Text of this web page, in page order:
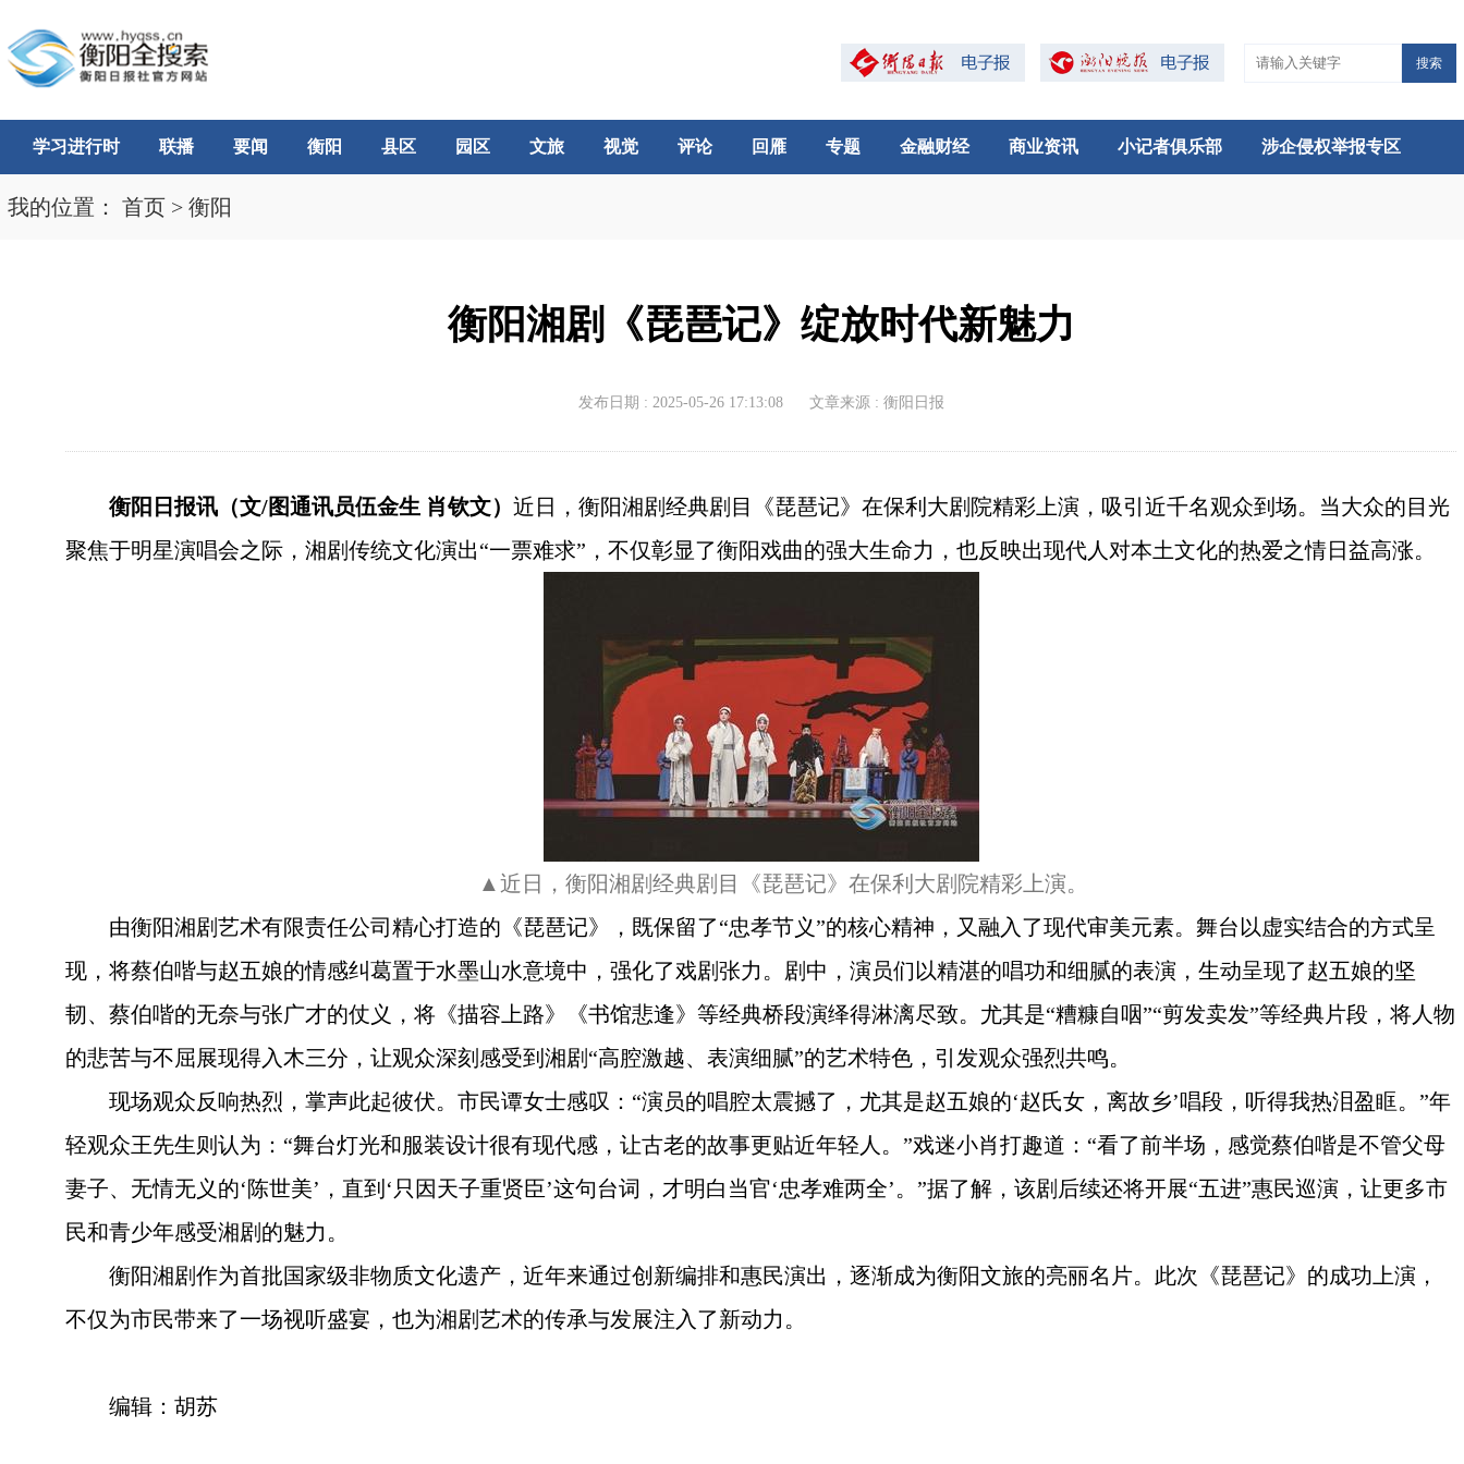
搜索
学习进行时 联播 要闻 衡阳 县区 园区 文旅 视觉 评论 回雁 专题 金融财经 商业资讯 小记者俱乐部 涉企侵权举报专区
我的位置： 首页 > 衡阳
衡阳湘剧《琵琶记》绽放时代新魅力
发布日期 : 2025-05-26 17:13:08 文章来源 : 衡阳日报
衡阳日报讯（文/图通讯员伍金生 肖钦文）近日，衡阳湘剧经典剧目《琵琶记》在保利大剧院精彩上演，吸引近千名观众到场。当大众的目光
聚焦于明星演唱会之际，湘剧传统文化演出“一票难求”，不仅彰显了衡阳戏曲的强大生命力，也反映出现代人对本土文化的热爱之情日益高涨。
▲近日，衡阳湘剧经典剧目《琵琶记》在保利大剧院精彩上演。
由衡阳湘剧艺术有限责任公司精心打造的《琵琶记》，既保留了“忠孝节义”的核心精神，又融入了现代审美元素。舞台以虚实结合的方式呈
现，将蔡伯喈与赵五娘的情感纠葛置于水墨山水意境中，强化了戏剧张力。剧中，演员们以精湛的唱功和细腻的表演，生动呈现了赵五娘的坚
韧、蔡伯喈的无奈与张广才的仗义，将《描容上路》《书馆悲逢》等经典桥段演绎得淋漓尽致。尤其是“糟糠自咽”“剪发卖发”等经典片段，将人物
的悲苦与不屈展现得入木三分，让观众深刻感受到湘剧“高腔激越、表演细腻”的艺术特色，引发观众强烈共鸣。
现场观众反响热烈，掌声此起彼伏。市民谭女士感叹：“演员的唱腔太震撼了，尤其是赵五娘的‘赵氏女，离故乡’唱段，听得我热泪盈眶。”年
轻观众王先生则认为：“舞台灯光和服装设计很有现代感，让古老的故事更贴近年轻人。”戏迷小肖打趣道：“看了前半场，感觉蔡伯喈是不管父母
妻子、无情无义的‘陈世美’，直到‘只因天子重贤臣’这句台词，才明白当官‘忠孝难两全’。”据了解，该剧后续还将开展“五进”惠民巡演，让更多市
民和青少年感受湘剧的魅力。
衡阳湘剧作为首批国家级非物质文化遗产，近年来通过创新编排和惠民演出，逐渐成为衡阳文旅的亮丽名片。此次《琵琶记》的成功上演，
不仅为市民带来了一场视听盛宴，也为湘剧艺术的传承与发展注入了新动力。
编辑：胡苏